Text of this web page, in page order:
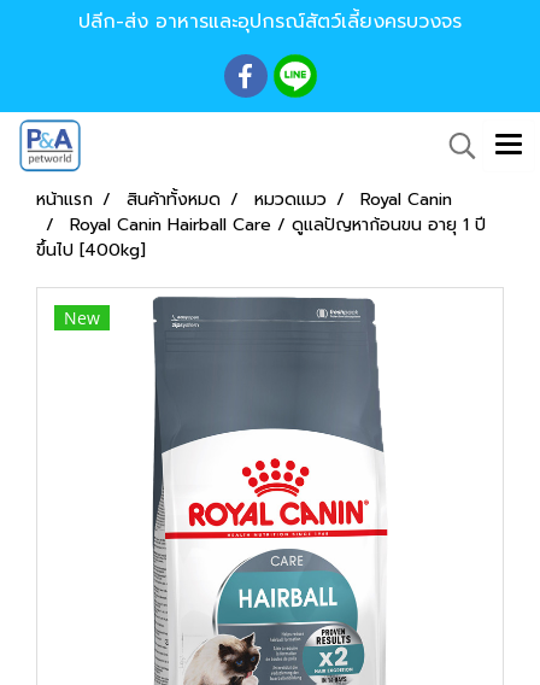
ปลีก-ส่ง อาหารและอุปกรณ์สัตว์เลี้ยงครบวงจร
หน้าแรก สินค้าทั้งหมด หมวดแมว
Royal Canin
Royal Canin Hairball Care / ดูแลปัญหาก้อนขน อายุ 1 ปี
ขึ้นไป [400kg]
New